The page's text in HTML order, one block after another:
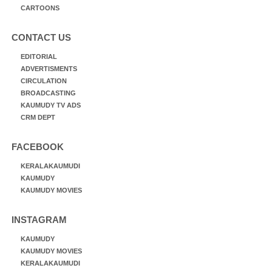
CARTOONS
CONTACT US
EDITORIAL
ADVERTISMENTS
CIRCULATION
BROADCASTING
KAUMUDY TV ADS
CRM DEPT
FACEBOOK
KERALAKAUMUDI
KAUMUDY
KAUMUDY MOVIES
INSTAGRAM
KAUMUDY
KAUMUDY MOVIES
KERALAKAUMUDI